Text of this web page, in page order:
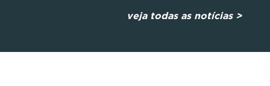
veja todas as notícias >